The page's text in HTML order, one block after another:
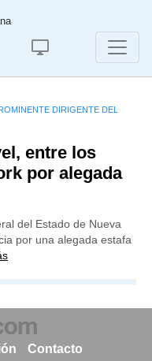
DIRIGENTE DEL
entre los
por alegada
del Estado de Nueva
por una alegada estafa
Contacto